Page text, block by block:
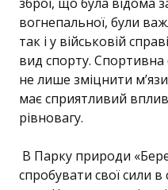
вогнепальної, були
так і у військовій
вид спорту. Спортивна
не лише зміцнити
має сприятливий
рівновагу.
В Парку природи
спробувати свої сили в